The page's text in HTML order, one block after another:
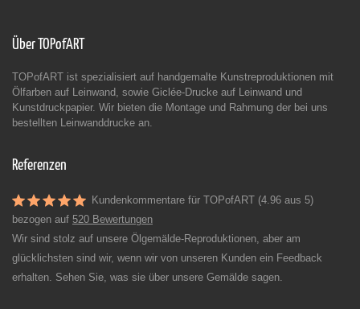
Über TOPofART
TOPofART ist spezialisiert auf handgemalte Kunstreproduktionen mit
Ölfarben auf Leinwand, sowie Giclée-Drucke auf Leinwand und
Kunstdruckpapier. Wir bieten die Montage und Rahmung der bei uns
bestellten Leinwanddrucke an.
Referenzen
Kundenkommentare für TOPofART (4.96 aus 5)
bezogen auf 520 Bewertungen
Wir sind stolz auf unsere Ölgemälde-Reproduktionen, aber am
glücklichsten sind wir, wenn wir von unseren Kunden ein Feedback
erhalten. Sehen Sie, was sie über unsere Gemälde sagen.